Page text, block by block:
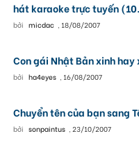
hát karaoke trực tuyến
bởi micdac , 18/08/2007
Con gái Nhật Bản xinh hay
bởi ha4eyes , 16/08/2007
Chuyển tên của bạn sang
bởi sonpaintus , 23/10/2007